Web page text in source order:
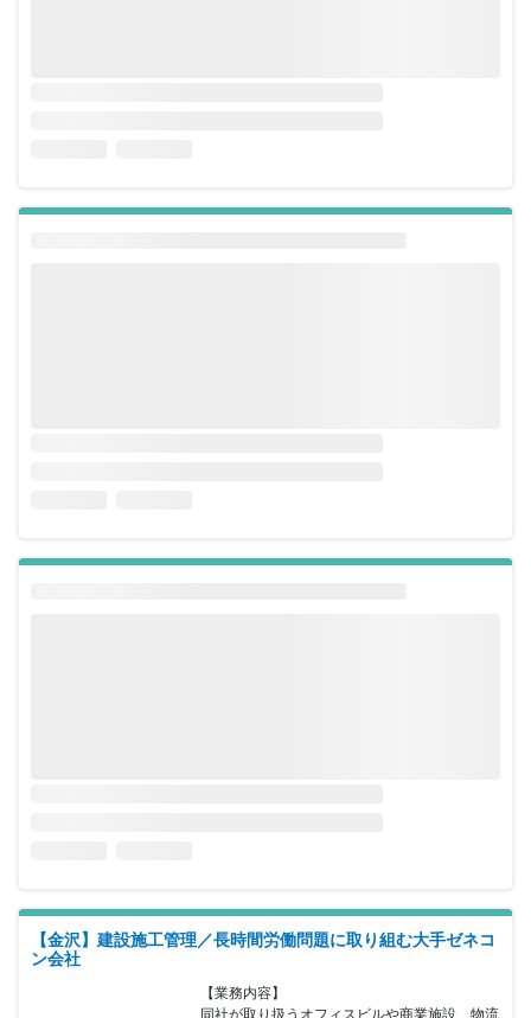
【金沢】建設施工管理／長時間労働問題に取り組む大手ゼネコ
ン会社
【業務内容】
同社が取り扱うオフィスビルや商業施設、物流